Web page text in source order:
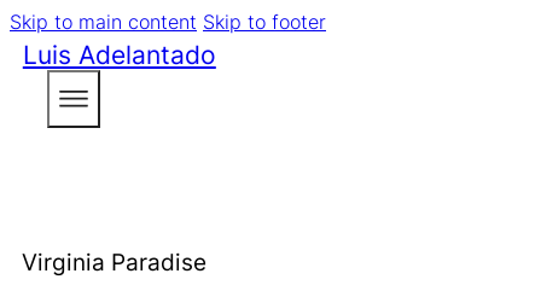
Skip to main content Skip to footer
Luis Adelantado
Virginia Paradise